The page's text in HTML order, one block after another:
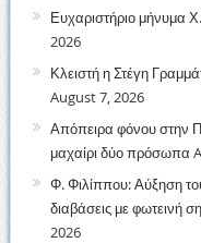
Ευχαριστήριο μήνυμα
2026
Κλειστή η Στέγη
August 7, 2026
Απόπειρα φόνου στην
μαχαίρι δύο πρόσωπα
Φ. Φιλίππου: Αύξηση
διαβάσεις με φωτεινή
2026